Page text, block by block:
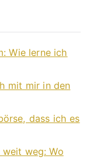
Wie lerne ich
mit mir in den
dass ich es
weg: Wo